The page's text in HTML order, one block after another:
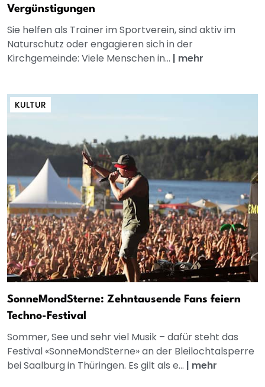
Vergünstigungen
Sie helfen als Trainer im Sportverein, sind aktiv im
Naturschutz oder engagieren sich in der
Kirchgemeinde: Viele Menschen in... | mehr
KULTUR
SonneMondSterne: Zehntausende Fans feiern
Techno-Festival
Sommer, See und sehr viel Musik – dafür steht das
Festival «SonneMondSterne» an der Bleilochtalsperre
bei Saalburg in Thüringen. Es gilt als e... | mehr